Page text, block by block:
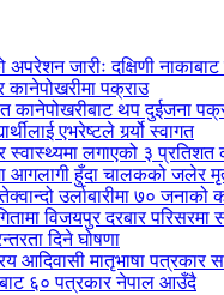
अपरेशन जारीः दक्षिणी
कानेपोखरीमा पक्राउ
कानेपोखरीबाट थप दुईजना
एभरेष्टले गर्र्यो स्वागत
स्वास्थ्यमा लगाएको ३ प्रतिशत
आगलागी हुँदा चालकको जलेर
उर्लाबारीमा ७०
विजयपुर दरबार
दिने घोषणा
आदिवासी मातृभाषा पत्रकार
६० पत्रकार नेपाल आउँदै